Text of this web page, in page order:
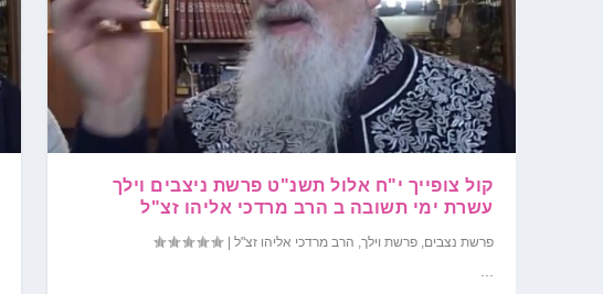
קול צופייך י"ח אלול תשנ"ט פרשת ניצבים וילך
עשרת ימי תשובה ב הרב מרדכי אליהו זצ"ל
פרשת נצבים,פרשת וילך, הרב מרדכי אליהו זצ"ל |